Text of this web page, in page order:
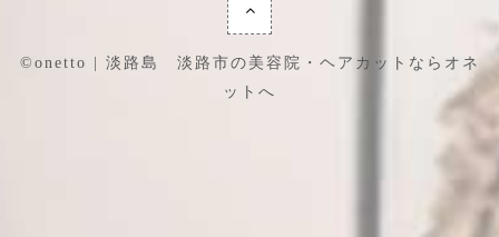
©onetto | 淡路島 淡路市の美容院・ヘアカットならオネ
ットへ